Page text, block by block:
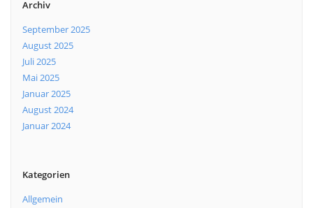
Archiv
September 2025
August 2025
Juli 2025
Mai 2025
Januar 2025
August 2024
Januar 2024
Kategorien
Allgemein